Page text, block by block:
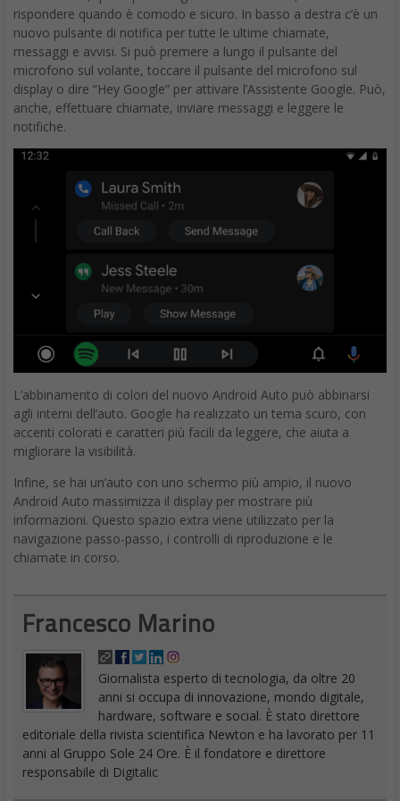
rispondere quando è comodo e sicuro. In basso a destra c’è un
nuovo pulsante di notifica per tutte le ultime chiamate,
messaggi e avvisi. Si può premere a lungo il pulsante del
microfono sul volante, toccare il pulsante del microfono sul
display o dire “Hey Google” per attivare l’Assistente Google. Può,
anche, effettuare chiamate, inviare messaggi e leggere le
notifiche.
L’abbinamento di colori del nuovo Android Auto può abbinarsi
agli interni dell’auto. Google ha realizzato un tema scuro, con
accenti colorati e caratteri più facili da leggere, che aiuta a
migliorare la visibilità.
Infine, se hai un’auto con uno schermo più ampio, il nuovo
Android Auto massimizza il display per mostrare più
informazioni. Questo spazio extra viene utilizzato per la
navigazione passo-passo, i controlli di riproduzione e le
chiamate in corso.
Francesco Marino
Giornalista esperto di tecnologia, da oltre 20
anni si occupa di innovazione, mondo digitale,
hardware, software e social. È stato direttore
editoriale della rivista scientifica Newton e ha lavorato per 11
anni al Gruppo Sole 24 Ore. È il fondatore e direttore
responsabile di Digitalic